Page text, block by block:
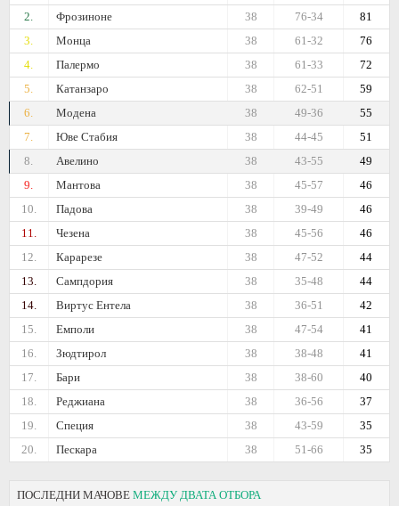
2.
Фрозиноне 81
76-34
38
3.
Монца 76
61-32
38
4.
Палермо 72
61-33
38
5.
Катанзаро 59
62-51
38
6.
Модена 55
49-36
38
7.
Юве Стабия 51
44-45
38
8.
Авелино 49
43-55
38
9.
Мантова 46
45-57
38
10.
Падова 46
39-49
38
11.
Чезена 46
45-56
38
12.
Карарезе 44
47-52
38
13.
Сампдория 44
35-48
38
14.
Виртус Ентела 42
36-51
38
15.
Емполи 41
47-54
38
16.
Зюдтирол 41
38-48
38
17.
Бари 40
38-60
38
18.
Реджиана 37
36-56
38
19.
Специя 35
43-59
38
20.
Пескара 35
51-66
38
ПОСЛЕДНИ МАЧОВЕ МЕЖДУ ДВАТА ОТБОРА